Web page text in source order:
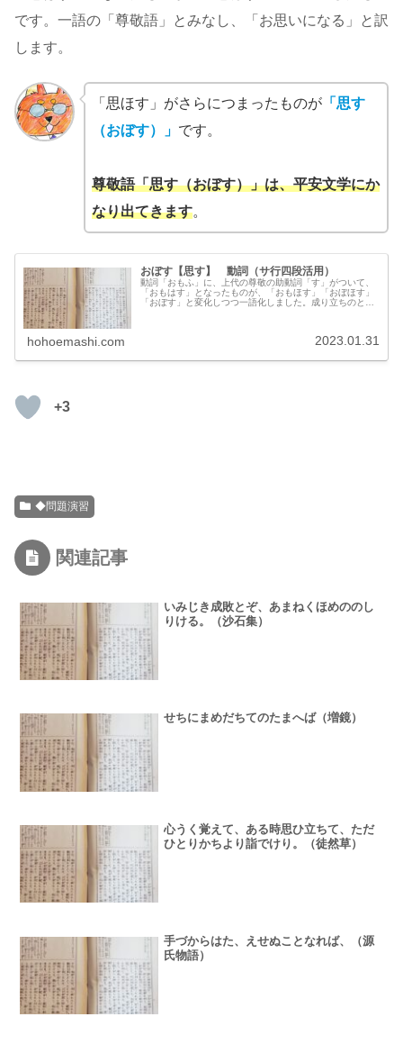
です。一語の「尊敬語」とみなし、「お思いになる」と訳
します。
「思ほす」がさらにつまったものが「思す
（おぼす）」 です。
尊敬語「思す（おぼす）」は、平安文学にか
なり出てきます。
おぼす【思す】 動詞（サ行四段活用）
動詞「おもふ」に、上代の尊敬の助動詞「す」がついて、
「おもはす」となったものが、「おもほす」「おぼほす」
「おぼす」と変化しつつ一語化しました。成り立ちのとお
hohoemashi.com 2023.01.31
+3
◆問題演習
関連記事
いみじき成敗とぞ、あまねくほめののし
りける。（沙石集）
せちにまめだちてのたまへば（増鏡）
心うく覚えて、ある時思ひ立ちて、ただ
ひとりかちより詣でけり。（徒然草）
手づからはた、えせぬことなれば、（源
氏物語）